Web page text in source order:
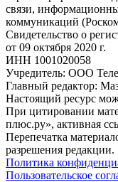
связи,
коммуникаций
Свидетельство о
от 09 октября 2020 г.
ИНН 1001020058
Учредитель: ООО
Главный редактор:
Настоящий ресурс
При цитировании
плюс.ру», активная
Перепечатка
разрешения редакции.
Политика
Пользовательское